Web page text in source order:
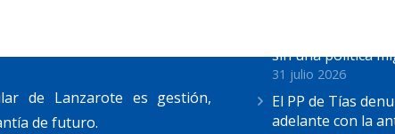
de Lanzarote es gestión,
de futuro.
sin una política
31 julio 2026
El PP de Tías
adelante con la